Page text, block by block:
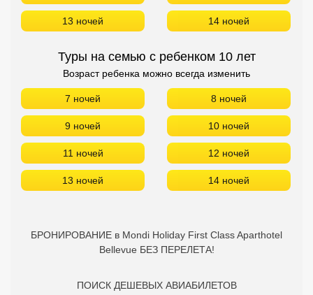
13 ночей 14 ночей
Туры на семью с ребенком 10 лет
Возраст ребенка можно всегда изменить
7 ночей 8 ночей
9 ночей 10 ночей
11 ночей 12 ночей
13 ночей 14 ночей
БРОНИРОВАНИЕ в Mondi Holiday First Class Aparthotel
Bellevue БЕЗ ПЕРЕЛЕТА!
ПОИСК ДЕШЕВЫХ АВИАБИЛЕТОВ